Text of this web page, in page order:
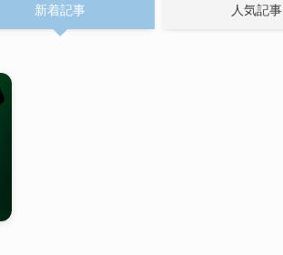
新着記事 人気記事